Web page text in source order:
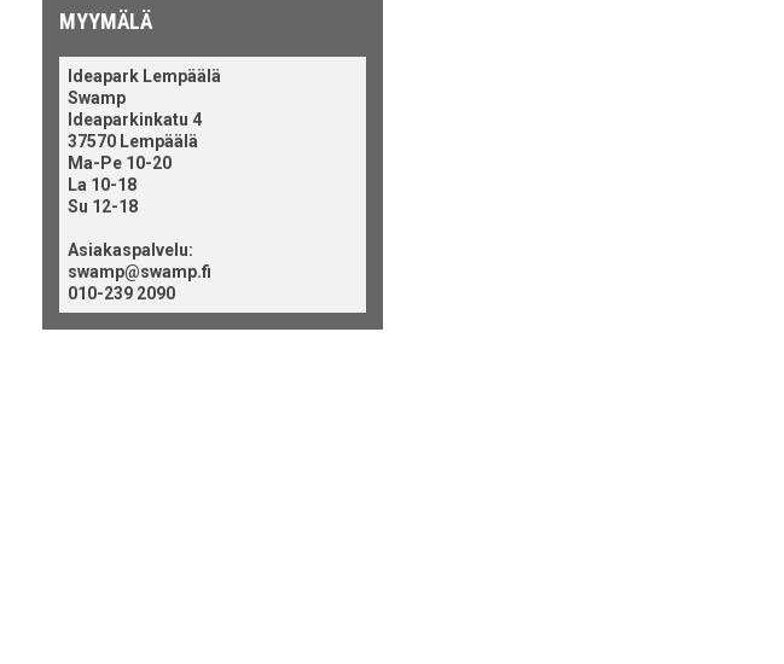
MYYMÄLÄ
Ideapark Lempäälä
Swamp
Ideaparkinkatu 4
37570 Lempäälä
Ma-Pe 10-20
La 10-18
Su 12-18
Asiakaspalvelu:
swamp@swamp.fi
010-239 2090